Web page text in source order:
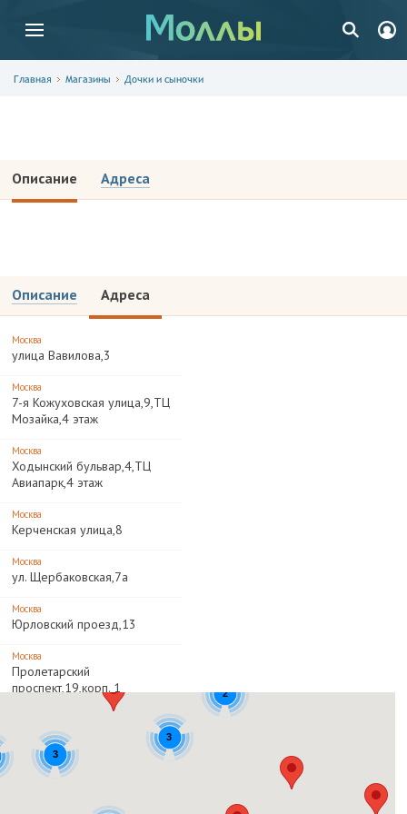
Главная Магазины Дочки и сыночки
Описание Адреса
Описание Адреса
Москва
улица Вавилова,3
Москва
7-я Кожуховская улица,9,ТЦ
Мозайка,4 этаж
Москва
Ходынский бульвар,4,ТЦ
Авиапарк,4 этаж
Москва
Керченская улица,8
Москва
ул. Щербаковская,7а
Москва
Юрловский проезд,13
Москва
Пролетарский
проспект,19,корп. 1
Пролетарский
проспект,19,корп. 1
3
2
3